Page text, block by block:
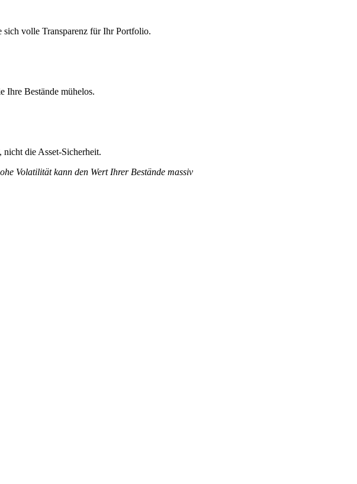
volle Transparenz für Ihr Portfolio.
Ihre Bestände mühelos.
die Asset-Sicherheit.
Volatilität kann den Wert Ihrer Bestände massiv